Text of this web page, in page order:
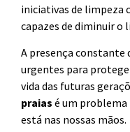
iniciativas de limpeza
capazes de diminuir o
A presença constante
urgentes para
vida das futuras
praias é um
está nas nossas mãos.